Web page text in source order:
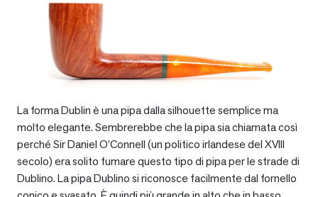
La forma Dublin è una pipa dalla silhouette semplice ma
molto elegante. Sembrerebbe che la pipa sia chiamata così
perché Sir Daniel O’Connell (un politico irlandese del XVIII
secolo) era solito fumare questo tipo di pipa per le strade di
Dublino. La pipa Dublino si riconosce facilmente dal fornello